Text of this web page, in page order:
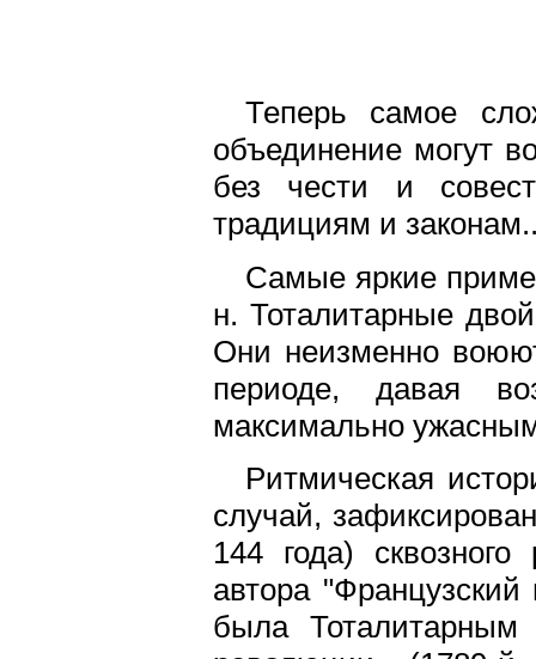
Теперь самое
объединение могут
без чести и
традициям и
Самые яркие
н. Тоталитарные
Они неизменно
периоде, давая
максимально
Ритмическая
случай,
144 года)
автора
была Тоталитарным